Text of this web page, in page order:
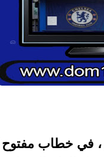
، في خطاب